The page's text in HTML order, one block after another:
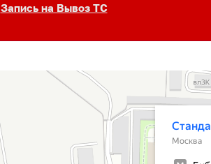
Запись на Вывоз ТС